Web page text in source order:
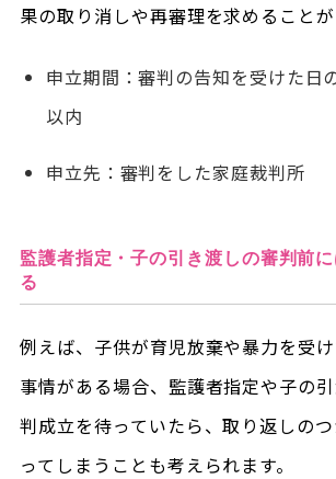
果の取り消しや再審理を求めることが
申立期間：審判の告知を受けた日
以内
申立先：審判をした家庭裁判所
監護者指定・子の引き渡しの審判前
る
例えば、子供が育児放棄や暴力を受
事情がある場合、監護者指定や子の
判成立を待っていたら、取り返しの
ってしまうことも考えられます。